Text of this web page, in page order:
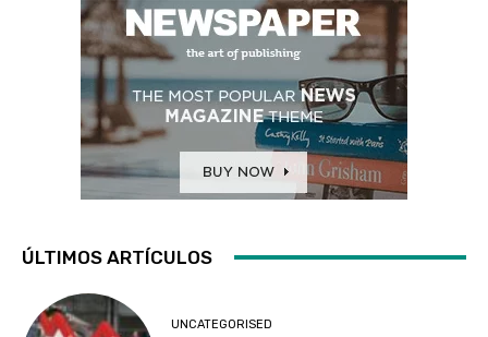
ÚLTIMOS ARTÍCULOS
UNCATEGORISED